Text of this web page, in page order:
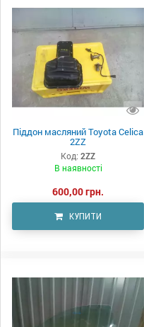
Піддон масляний Toyota Celica
2ZZ
Код: 2ZZ
В наявності
600,00 грн.
КУПИТИ